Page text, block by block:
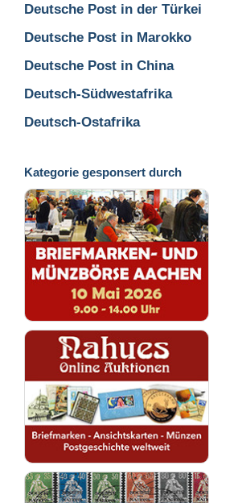
Deutsche Post in der Türkei
Deutsche Post in Marokko
Deutsche Post in China
Deutsch-Südwestafrika
Deutsch-Ostafrika
Kategorie gesponsert durch